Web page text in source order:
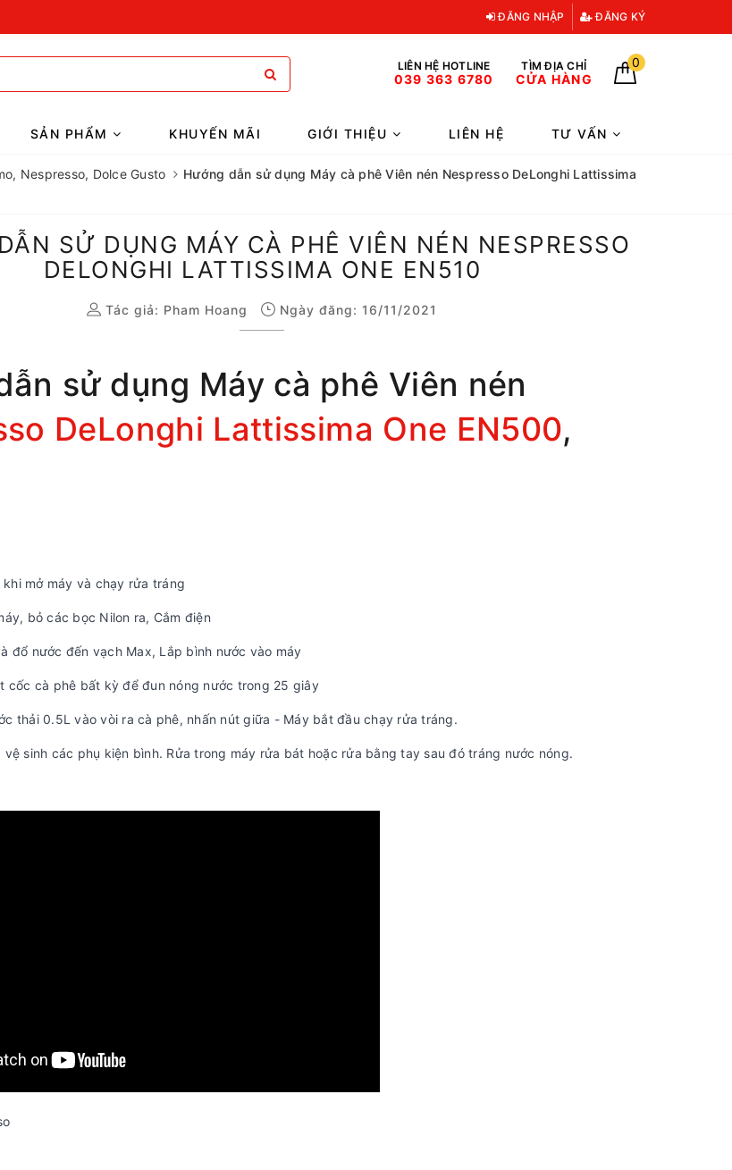
ĐĂNG NHẬP ĐĂNG KÝ
LIÊN HỆ HOTLINE
039 363 6780
TÌM ĐỊA CHỈ
CỬA HÀNG
0
SẢN PHẨM KHUYẾN MÃI GIỚI THIỆU LIÊN HỆ TƯ VẤN
Nespresso, Dolce Gusto
Hướng dẫn sử dụng Máy cà phê Viên nén Nespresso DeLonghi Lattissima
SỬ DỤNG MÁY CÀ PHÊ VIÊN NÉN NESPRESSO
DELONGHI LATTISSIMA ONE EN510
Tác giả: Pham Hoang Ngày đăng: 16/11/2021
sử dụng Máy cà phê Viên nén
DeLonghi Lattissima One EN500,
mở máy và chạy rửa tráng
bỏ các bọc Nilon ra, Cắm điện
đổ nước đến vạch Max, Lắp bình nước vào máy
cốc cà phê bất kỳ để đun nóng nước trong 25 giây
thải 0.5L vào vòi ra cà phê, nhấn nút giữa - Máy bắt đầu chạy rửa tráng.
vệ sinh các phụ kiện bình. Rửa trong máy rửa bát hoặc rửa bằng tay sau đó tráng nước nóng.